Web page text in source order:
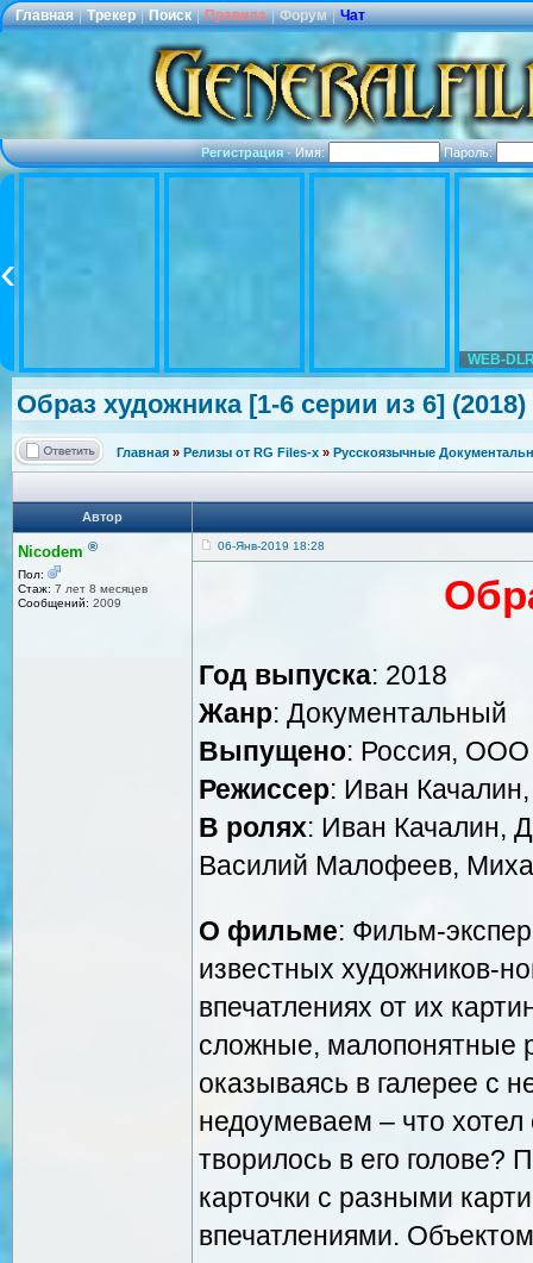
Главная | Трекер | Поиск | Правила | Форум | Чат
Регистрация·Имя: Пароль:
WEB-
Образ художника [1-6 серии из 6]
Главная » Релизы от RG Files-x » Русскоязычные
Автор
Nicodem ®
Пол:
Стаж: 7 лет 8 месяцев
Сообщений: 2009
06-Янв-2019 18:28
Год выпуска: 2018
Жанр: Документальный
Выпущено: Россия, ООО
Режиссер: Иван
В ролях: Иван Качалин,
Василий Малофеев,
О фильме: Фильм-
известных художников-
впечатлениях от их
сложные, малопонятные
оказываясь в галерее с
недоумеваем – что
творилось в его голове?
карточки с разными
впечатлениями.